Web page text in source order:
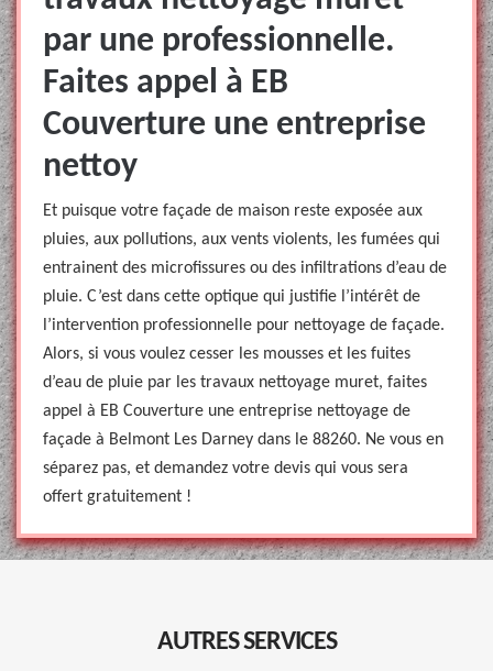
par une professionnelle.
Faites appel à EB
Couverture une entreprise
nettoy
Et puisque votre façade de maison reste exposée aux
pluies, aux pollutions, aux vents violents, les fumées qui
entrainent des microfissures ou des infiltrations d’eau de
pluie. C’est dans cette optique qui justifie l’intérêt de
l’intervention professionnelle pour nettoyage de façade.
Alors, si vous voulez cesser les mousses et les fuites
d’eau de pluie par les travaux nettoyage muret, faites
appel à EB Couverture une entreprise nettoyage de
façade à Belmont Les Darney dans le 88260. Ne vous en
séparez pas, et demandez votre devis qui vous sera
offert gratuitement !
AUTRES SERVICES